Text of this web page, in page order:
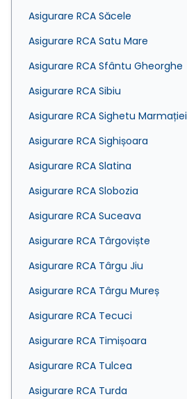
Asigurare RCA Săcele
Asigurare RCA Satu Mare
Asigurare RCA Sfântu Gheorghe
Asigurare RCA Sibiu
Asigurare RCA Sighetu Marmației
Asigurare RCA Sighișoara
Asigurare RCA Slatina
Asigurare RCA Slobozia
Asigurare RCA Suceava
Asigurare RCA Târgoviște
Asigurare RCA Târgu Jiu
Asigurare RCA Târgu Mureș
Asigurare RCA Tecuci
Asigurare RCA Timișoara
Asigurare RCA Tulcea
Asigurare RCA Turda